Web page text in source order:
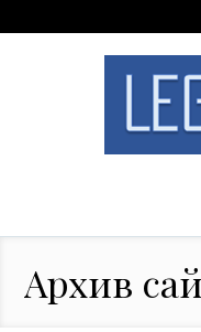
Архив